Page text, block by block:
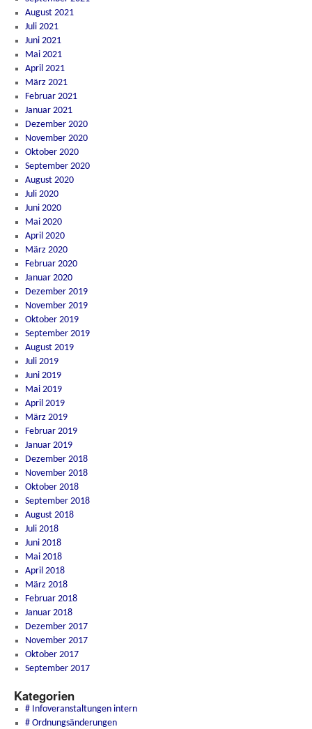
August 2021
Juli 2021
Juni 2021
Mai 2021
April 2021
März 2021
Februar 2021
Januar 2021
Dezember 2020
November 2020
Oktober 2020
September 2020
August 2020
Juli 2020
Juni 2020
Mai 2020
April 2020
März 2020
Februar 2020
Januar 2020
Dezember 2019
November 2019
Oktober 2019
September 2019
August 2019
Juli 2019
Juni 2019
Mai 2019
April 2019
März 2019
Februar 2019
Januar 2019
Dezember 2018
November 2018
Oktober 2018
September 2018
August 2018
Juli 2018
Juni 2018
Mai 2018
April 2018
März 2018
Februar 2018
Januar 2018
Dezember 2017
November 2017
Oktober 2017
September 2017
Kategorien
# Infoveranstaltungen intern
# Ordnungsänderungen